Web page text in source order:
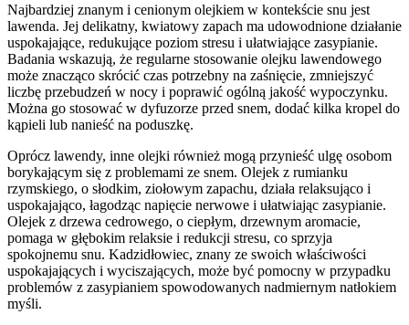
Najbardziej znanym i cenionym olejkiem w kontekście snu jest
lawenda. Jej delikatny, kwiatowy zapach ma udowodnione działanie
uspokajające, redukujące poziom stresu i ułatwiające zasypianie.
Badania wskazują, że regularne stosowanie olejku lawendowego
może znacząco skrócić czas potrzebny na zaśnięcie, zmniejszyć
liczbę przebudzeń w nocy i poprawić ogólną jakość wypoczynku.
Można go stosować w dyfuzorze przed snem, dodać kilka kropel do
kąpieli lub nanieść na poduszkę.
Oprócz lawendy, inne olejki również mogą przynieść ulgę osobom
borykającym się z problemami ze snem. Olejek z rumianku
rzymskiego, o słodkim, ziołowym zapachu, działa relaksująco i
uspokajająco, łagodząc napięcie nerwowe i ułatwiając zasypianie.
Olejek z drzewa cedrowego, o ciepłym, drzewnym aromacie,
pomaga w głębokim relaksie i redukcji stresu, co sprzyja
spokojnemu snu. Kadzidłowiec, znany ze swoich właściwości
uspokajających i wyciszających, może być pomocny w przypadku
problemów z zasypianiem spowodowanych nadmiernym natłokiem
myśli.